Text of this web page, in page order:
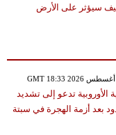
سيؤثر على الأرض
الأوروبية تدعو إلى تشديد
بعد أزمة الهجرة في سبتة